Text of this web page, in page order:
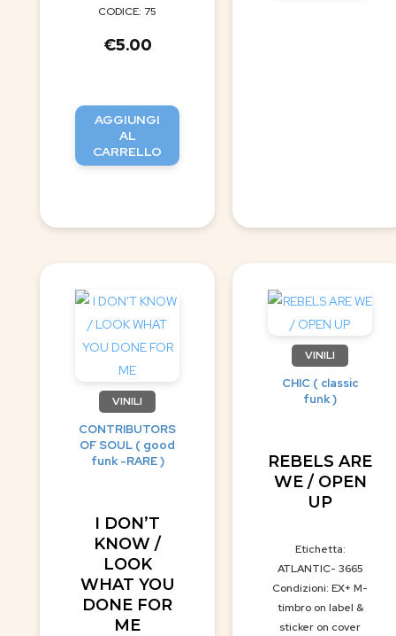
CODICE: 75
€5.00
AGGIUNGI
AL
CARRELLO
VINILI
CONTRIBUTORS
OF SOUL ( good
funk -RARE )
I DON’T
KNOW /
LOOK
WHAT YOU
DONE FOR
ME
VINILI
CHIC ( classic
funk )
REBELS ARE
WE / OPEN
UP
Etichetta:
ATLANTIC- 3665
Condizioni: EX+ M-
timbro on label &
sticker on cover